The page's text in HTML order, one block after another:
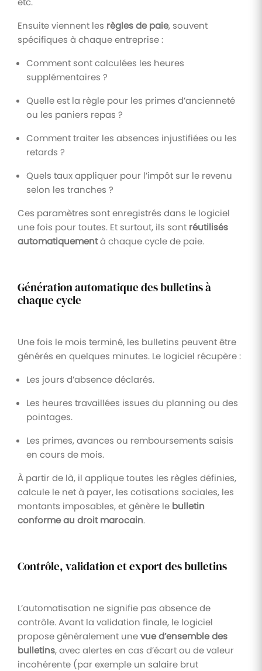
Ensuite viennent les règles de paie, souvent
spécifiques à chaque entreprise :
Comment sont calculées les heures
supplémentaires ?
Quelle est la règle pour les primes d’ancienneté
ou les paniers repas ?
Comment traiter les absences injustifiées ou les
retards ?
Quels taux appliquer pour l’impôt sur le revenu
selon les tranches ?
Ces paramètres sont enregistrés dans le logiciel
une fois pour toutes. Et surtout, ils sont réutilisés
automatiquementà chaque cycle de paie.
Génération automatique des bulletins à
chaque cycle
Une fois le mois terminé, les bulletins peuvent être
générés en quelques minutes. Le logiciel récupère :
Les jours d’absence déclarés.
Les heures travaillées issues du planning ou des
pointages.
Les primes, avances ou remboursements saisis
en cours de mois.
À partir de là, il applique toutes les règles définies,
calcule le net à payer, les cotisations sociales, les
montants imposables, et génère le bulletin
conforme au droit marocain.
Contrôle, validation et export des bulletins
L’automatisation ne signifie pas absence de
contrôle. Avant la validation finale, le logiciel
propose généralement unevue d’ensemble des
bulletins, avec alertes en cas d’écart ou de valeur
incohérente (par exemple un salaire brut